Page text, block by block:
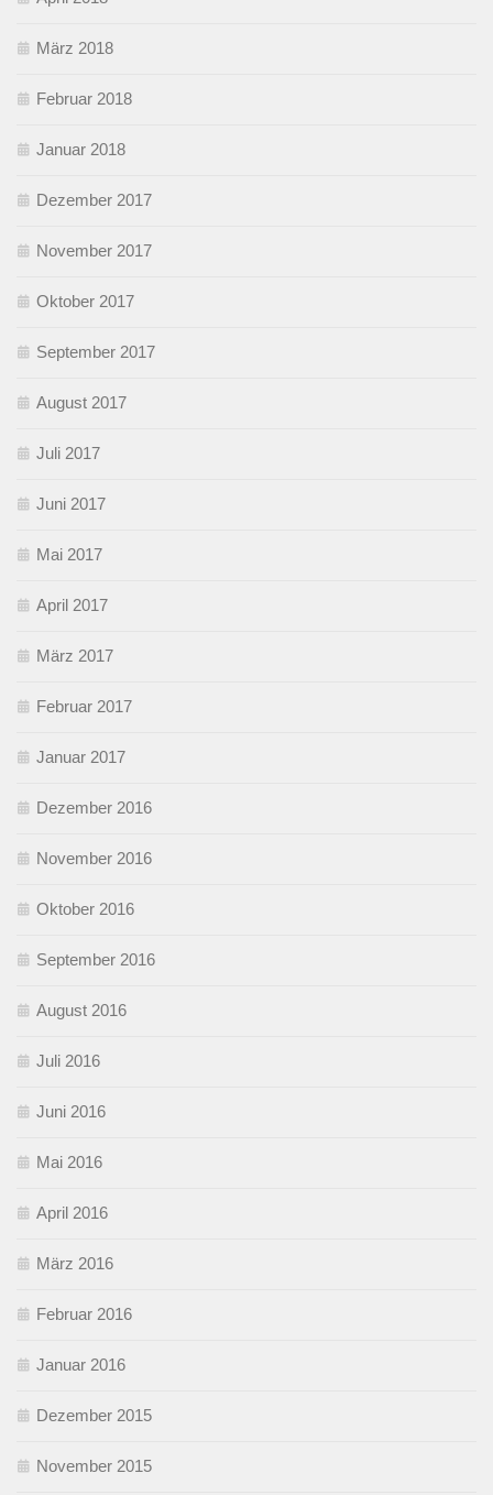
März 2018
Februar 2018
Januar 2018
Dezember 2017
November 2017
Oktober 2017
September 2017
August 2017
Juli 2017
Juni 2017
Mai 2017
April 2017
März 2017
Februar 2017
Januar 2017
Dezember 2016
November 2016
Oktober 2016
September 2016
August 2016
Juli 2016
Juni 2016
Mai 2016
April 2016
März 2016
Februar 2016
Januar 2016
Dezember 2015
November 2015